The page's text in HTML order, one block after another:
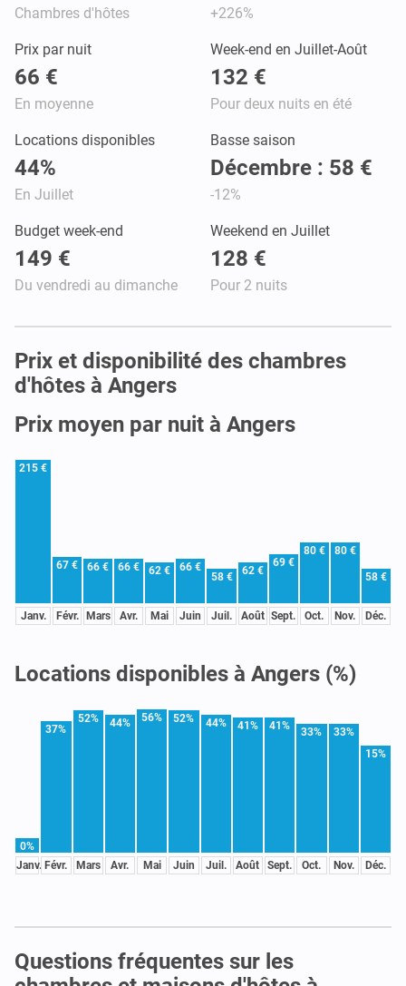
Chambres d'hôtes +226%
Prix par nuit
66 €
En moyenne
Week-end en Juillet-Août
132 €
Pour deux nuits en été
Locations disponibles
44%
En Juillet
Basse saison
Décembre : 58 €
-12%
Budget week-end
149 €
Du vendredi au dimanche
Weekend en Juillet
128 €
Pour 2 nuits
Prix et disponibilité des chambres
d'hôtes à Angers
Prix moyen par nuit à Angers
215 €
Janv.
67 €
Févr.
66 €
Mars
66 €
Avr.
62 €
Mai
66 €
Juin
58 €
Juil.
62 €
Août
69 €
Sept.
80 €
Oct.
80 €
Nov.
58 €
Déc.
Locations disponibles à Angers (%)
0%
Janv.
37%
Févr.
52%
Mars
44%
Avr.
56%
Mai
52%
Juin
44%
Juil.
41%
Août
41%
Sept.
33%
Oct.
33%
Nov.
15%
Déc.
Questions fréquentes sur les